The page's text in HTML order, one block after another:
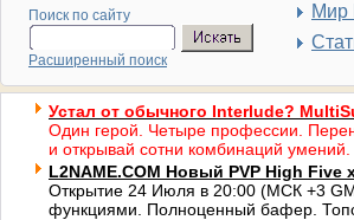
Поиск по сайту
Расширенный поиск
Мир
Устал от обычного Interlude?
Один герой. Четыре профессии.
и открывай сотни комбинаций умений.
L2NAME.COM Новый PVP High
Открытие 24 Июля в 20:00 (МСК +3
функциями. Полноценный бафер.